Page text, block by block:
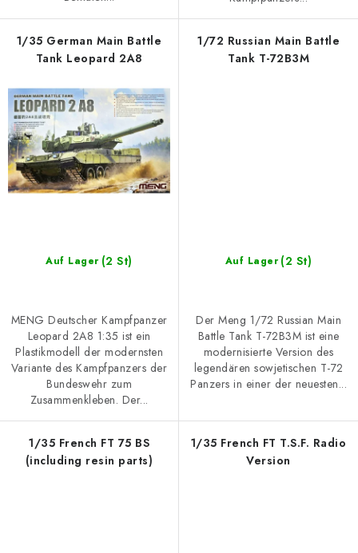
1/35 German Main Battle
Tank Leopard 2A8
Auf Lager (2 St)
MENG Deutscher Kampfpanzer
Leopard 2A8 1:35 ist ein
Plastikmodell der modernsten
Variante des Kampfpanzers der
Bundeswehr zum
Zusammenkleben. Der...
1/72 Russian Main Battle
Tank T-72B3M
Auf Lager (2 St)
Der Meng 1/72 Russian Main
Battle Tank T-72B3M ist eine
modernisierte Version des
legendären sowjetischen T-72
Panzers in einer der neuesten...
1/35 French FT 75 BS
(including resin parts)
1/35 French FT T.S.F. Radio
Version